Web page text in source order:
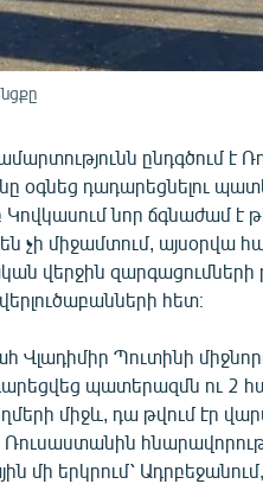
ընդգծում է
օգնեց դադարեցնելու
նոր ճգնաժամ է
միջամտում, այսօրվա
վերջին զարգացումների
հետ։
Պուտինի
պատերազմն ու 2
միջև, դա թվում էր
Ռուսաստանին
մի երկրում՝ Ադրբեջանում,